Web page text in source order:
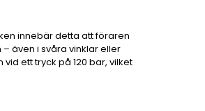
innebär detta att föraren
även i svåra vinklar eller
ett tryck på 120 bar, vilket